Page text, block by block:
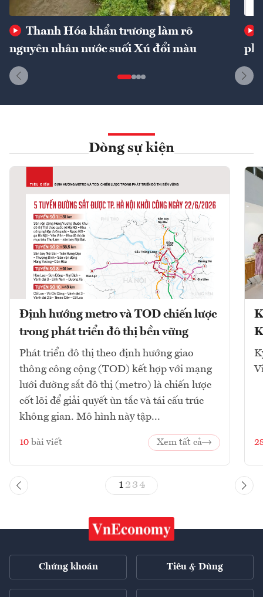
Thanh Hóa khẩn trương làm rõ
nguyên nhân nước suối Xú đổi màu
phí
Dòng sự kiện
Định hướng metro và TOD chiến lược
trong phát triển đô thị bền vững
Phát triển đô thị theo định hướng giao
thông công cộng (TOD) kết hợp với mạng
lưới đường sắt đô thị (metro) là chiến lược
cốt lõi để giải quyết ùn tắc và tái cấu trúc
không gian. Mô hình này tập...
10 bài viết Xem tất cả
1 23 4
Chứng khoán Tiêu & Dùng